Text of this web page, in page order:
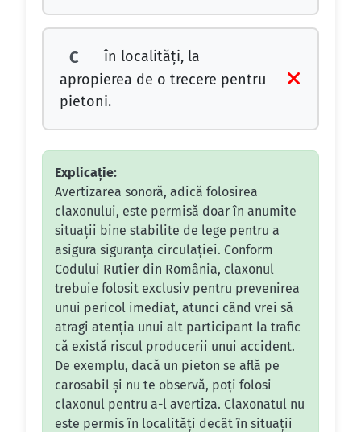
C
în localităţi, la
apropierea de o trecere pentru
pietoni.
Explicație:
Avertizarea sonoră, adică folosirea
claxonului, este permisă doar în anumite
situații bine stabilite de lege pentru a
asigura siguranța circulației. Conform
Codului Rutier din România, claxonul
trebuie folosit exclusiv pentru prevenirea
unui pericol imediat, atunci când vrei să
atragi atenția unui alt participant la trafic
că există riscul producerii unui accident.
De exemplu, dacă un pieton se află pe
carosabil și nu te observă, poți folosi
claxonul pentru a-l avertiza. Claxonatul nu
este permis în localități decât în situații